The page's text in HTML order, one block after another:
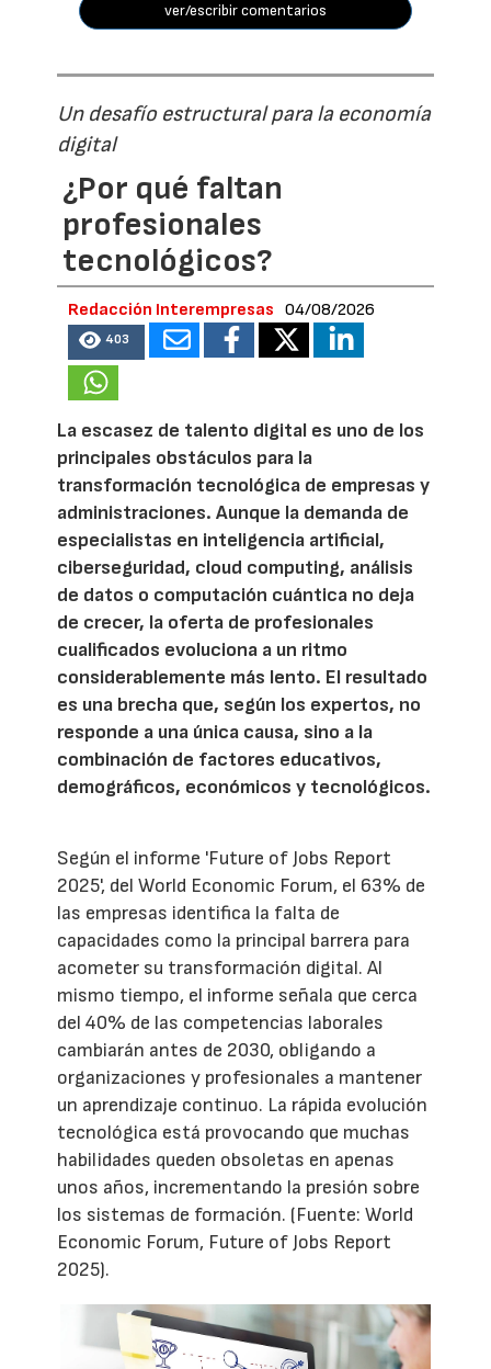
ver/escribir comentarios
Un desafío estructural para la economía
digital
¿Por qué faltan
profesionales
tecnológicos?
Redacción Interempresas 04/08/2026
403
La escasez de talento digital es uno de los
principales obstáculos para la
transformación tecnológica de empresas y
administraciones. Aunque la demanda de
especialistas en inteligencia artificial,
ciberseguridad, cloud computing, análisis
de datos o computación cuántica no deja
de crecer, la oferta de profesionales
cualificados evoluciona a un ritmo
considerablemente más lento. El resultado
es una brecha que, según los expertos, no
responde a una única causa, sino a la
combinación de factores educativos,
demográficos, económicos y tecnológicos.
Según el informe 'Future of Jobs Report
2025', del World Economic Forum, el 63% de
las empresas identifica la falta de
capacidades como la principal barrera para
acometer su transformación digital. Al
mismo tiempo, el informe señala que cerca
del 40% de las competencias laborales
cambiarán antes de 2030, obligando a
organizaciones y profesionales a mantener
un aprendizaje continuo. La rápida evolución
tecnológica está provocando que muchas
habilidades queden obsoletas en apenas
unos años, incrementando la presión sobre
los sistemas de formación. (Fuente: World
Economic Forum, Future of Jobs Report
2025).